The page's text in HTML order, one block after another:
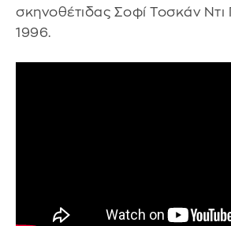
σκηνοθέτιδας Σοφί Τοσκάν Ντι
1996.